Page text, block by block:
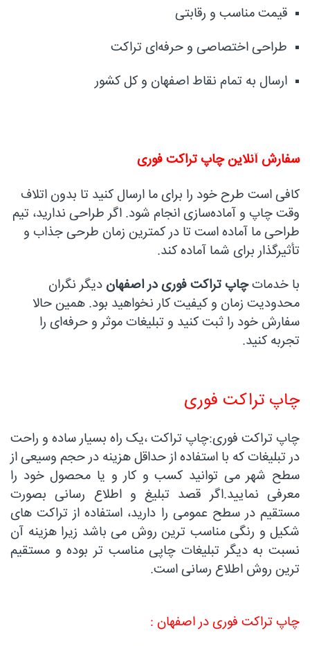
قیمت مناسب و رقابتی
طراحی اختصاصی و حرفه‌ای تراکت
ارسال به تمام نقاط اصفهان و کل کشور
سفارش آنلاین چاپ تراکت فوری
کافی است طرح خود را برای ما ارسال کنید تا بدون اتلاف
وقت چاپ و آماده‌سازی انجام شود. اگر طراحی ندارید، تیم
طراحی ما آماده است تا در کمترین زمان طرحی جذاب و
تأثیرگذار برای شما آماده کند.
با خدماتچاپ تراکت فوری در اصفهان دیگر نگران
محدودیت زمان و کیفیت کار نخواهید بود. همین حالا
سفارش خود را ثبت کنید و تبلیغات موثر و حرفه‌ای را
تجربه کنید.
چاپ تراکت فوری
چاپ تراکت فوری:چاپ تراکت ،یک راه بسیار ساده و راحت
در تبلیغات که با استفاده از حداقل هزینه در حجم وسیعی از
سطح شهر می توانید کسب و کار و یا محصول خود را
معرفی نمایید.اگر قصد تبلیغ و اطلاع رسانی بصورت
مستقیم در سطح عمومی را دارید، استفاده از تراکت های
شکیل و رنگی مناسب ترین روش می باشد زیرا هزینه آن
نسبت به دیگر تبلیغات چاپی مناسب تر بوده و مستقیم
ترین روش اطلاع رسانی است.
چاپ تراکت فوری در اصفهان :